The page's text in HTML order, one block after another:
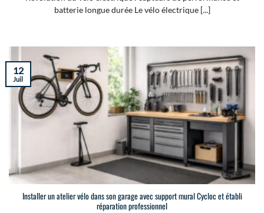
batterie longue durée Le vélo électrique [...]
Installer un atelier vélo dans son garage avec support mural Cycloc et établi
réparation professionnel
12
Juil